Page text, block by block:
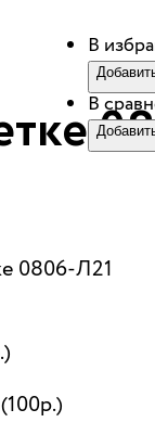
0806-Л21
В
В